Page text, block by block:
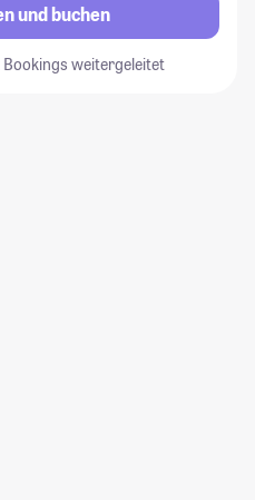
und buchen
weitergeleitet